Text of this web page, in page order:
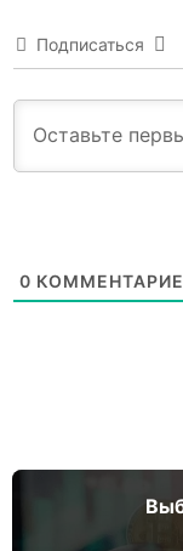
Подписаться
0